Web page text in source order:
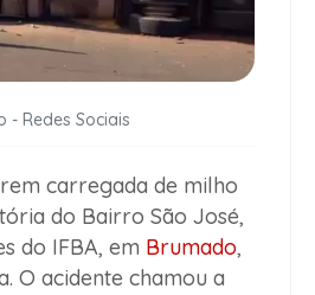
- Redes Sociais
carregada de milho
do Bairro São José,
do IFBA, em Brumado,
O acidente chamou a